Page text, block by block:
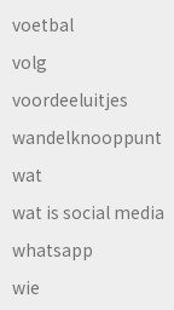
voetbal
volg
voordeeluitjes
wandelknooppunt
wat
wat is social media
whatsapp
wie